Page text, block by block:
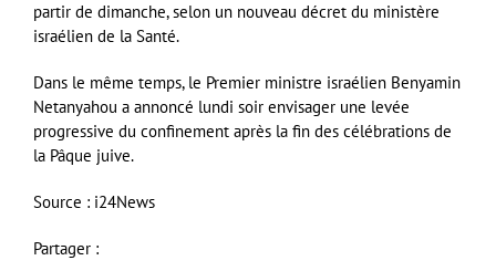
partir de dimanche, selon un nouveau décret du ministère
israélien de la Santé.
Dans le même temps, le Premier ministre israélien Benyamin
Netanyahou a annoncé lundi soir envisager une levée
progressive du confinement après la fin des célébrations de
la Pâque juive.
Source : i24News
Partager :